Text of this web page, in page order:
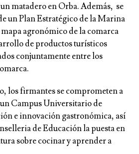
matadero en Orba. Además, se
un Plan Estratégico de la Marina
agronómico de la comarca
de productos turísticos
conjuntamente entre los
los firmantes se comprometen a
Campus Universitario de
e innovación gastronómica, así
de Educación la puesta en
sobre cocinar y aprender a